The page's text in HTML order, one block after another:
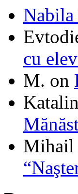
cu
M. on
Mihail